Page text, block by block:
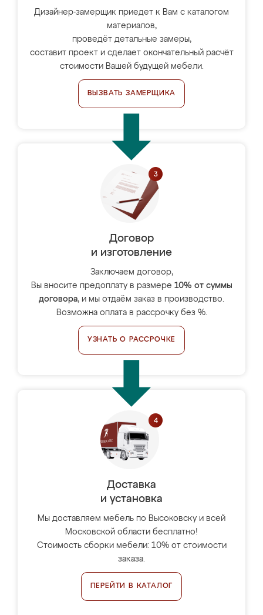
Дизайнер-замерщик приедет к Вам с каталогом
материалов,
проведёт детальные замеры,
составит проект и сделает окончательный расчёт
стоимости Вашей будущей мебели.
ВЫЗВАТЬ ЗАМЕРЩИКА
Договор
и изготовление
Заключаем договор,
Вы вносите предоплату в размере 10% от суммы
договора, и мы отдаём заказ в производство.
Возможна оплата в рассрочку без %.
УЗНАТЬ О РАССРОЧКЕ
Доставка
и установка
Мы доставляем мебель по Высоковску и всей
Московской области бесплатно!
Стоимость сборки мебели: 10% от стоимости
заказа.
ПЕРЕЙТИ В КАТАЛОГ